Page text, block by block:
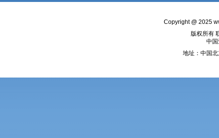
Copyright @ 2025
版权所有
中
地址：中国